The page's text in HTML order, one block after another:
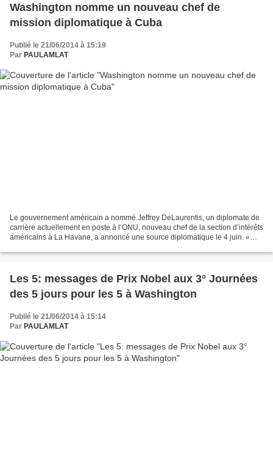
Washington nomme un nouveau chef de
mission diplomatique à Cuba
Publié le 21/06/2014 à 15:19
Par PAULAMLAT
Le gouvernement américain a nommé Jeffrey DeLaurentis, un diplomate de
carrière actuellement en poste à l’ONU, nouveau chef de la section d’intérêts
américains à La Havane, a annoncé une source diplomatique le 4 juin. «
Les 5: messages de Prix Nobel aux 3° Journées
des 5 jours pour les 5 à Washington
Publié le 21/06/2014 à 15:14
Par PAULAMLAT